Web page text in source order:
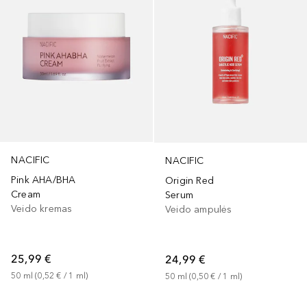
NACIFIC
Pink AHA/BHA
Cream
Veido kremas
25,99 €
50 ml (0,52 € / 1 ml)
NACIFIC
Origin Red
Serum
Veido ampulės
24,99 €
50 ml (0,50 € / 1 ml)